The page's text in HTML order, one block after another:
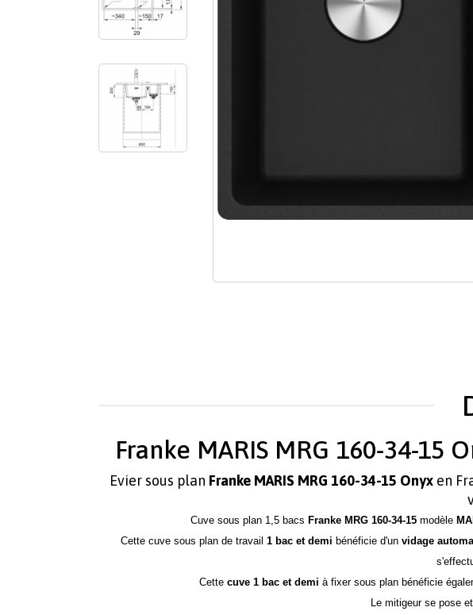
Franke MARIS MRG 160-34-15
Evier sous plan Franke MARIS MRG 160-34-15 Onyxen
Cuve sous plan 1,5 bacs Franke MRG 160-34-15 modèle
Cette cuve sous plan de travail 1 bac et demi bénéficie d'un vidage
Cette cuve 1 bac et demi à fixer sous plan bénéficie
Le mitigeur se pose